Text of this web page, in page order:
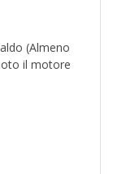
(Almeno
il motore